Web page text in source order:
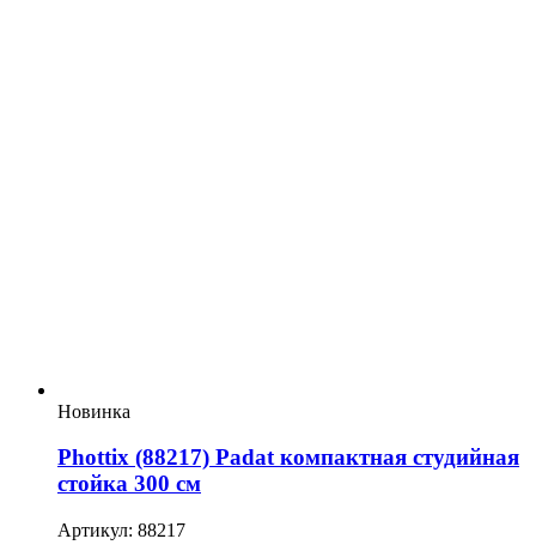
Новинка
Phottix (88217) Padat компактная студийная
стойка 300 см
Артикул: 88217